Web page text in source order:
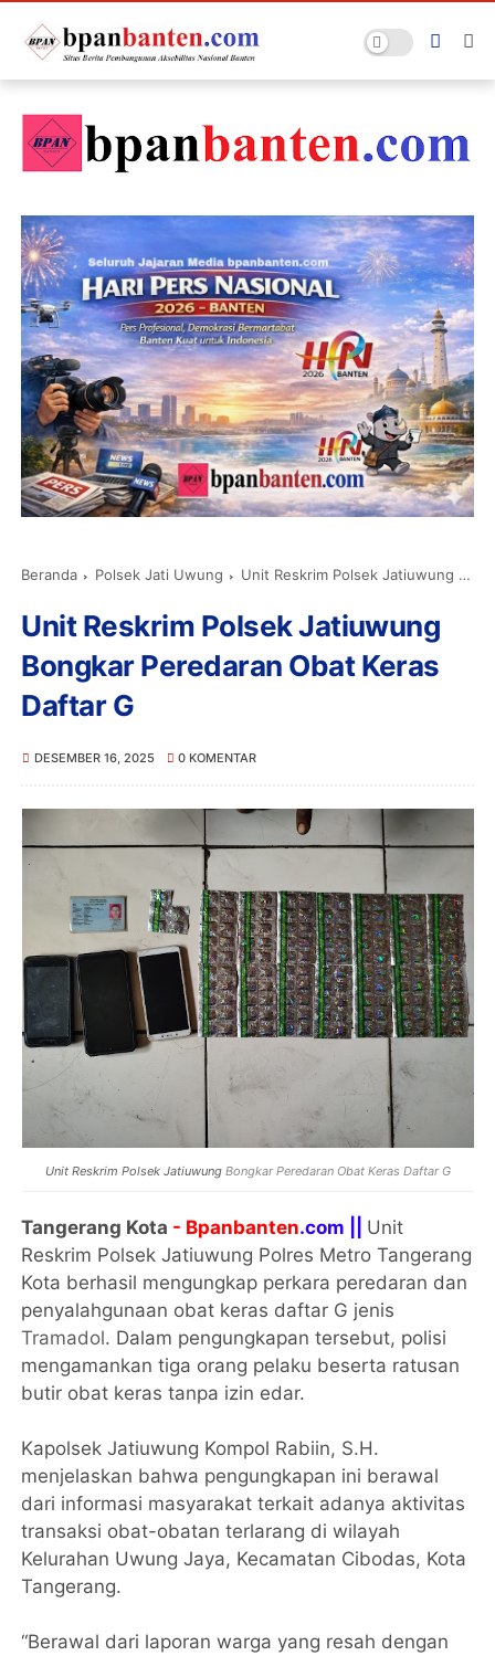
Beranda Polsek Jati Uwung Unit Reskrim Polsek Jatiuwung Bongkar Peredaran Obat Keras Daftar G
Unit Reskrim Polsek Jatiuwung
Bongkar Peredaran Obat Keras
Daftar G
DESEMBER 16, 2025 0 KOMENTAR
Unit Reskrim Polsek JatiuwungBongkar Peredaran Obat Keras Daftar G
Tangerang Kota - Bpanbanten.com || Unit
Reskrim Polsek Jatiuwung Polres Metro Tangerang
Kota berhasil mengungkap perkara peredaran dan
penyalahgunaan obat keras daftar G jenis
Tramadol. Dalam pengungkapan tersebut, polisi
mengamankan tiga orang pelaku beserta ratusan
butir obat keras tanpa izin edar.
Kapolsek Jatiuwung Kompol Rabiin, S.H.
menjelaskan bahwa pengungkapan ini berawal
dari informasi masyarakat terkait adanya aktivitas
transaksi obat-obatan terlarang di wilayah
Kelurahan Uwung Jaya, Kecamatan Cibodas, Kota
Tangerang.
“Berawal dari laporan warga yang resah dengan